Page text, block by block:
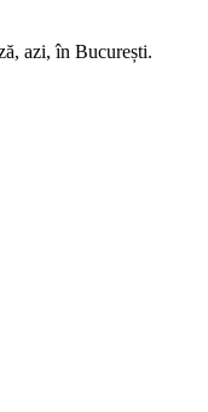
azi, în București.